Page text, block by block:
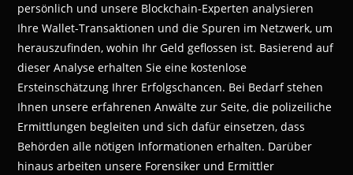
persönlich und unsere Blockchain-Experten analysieren
Ihre Wallet-Transaktionen und die Spuren im Netzwerk, um
herauszufinden, wohin Ihr Geld geflossen ist. Basierend auf
dieser Analyse erhalten Sie eine kostenlose
Ersteinschätzung Ihrer Erfolgschancen. Bei Bedarf stehen
Ihnen unsere erfahrenen Anwälte zur Seite, die polizeiliche
Ermittlungen begleiten und sich dafür einsetzen, dass
Behörden alle nötigen Informationen erhalten. Darüber
hinaus arbeiten unsere Forensiker und Ermittler